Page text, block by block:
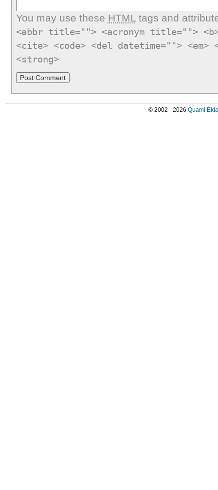
You may use these HTMLtags and
<abbr title=""> <acronym title="">
<cite> <code> <del datetime="">
<strong>
© 2002 - 2026 Quami